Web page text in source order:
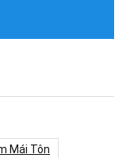
Mái Tôn